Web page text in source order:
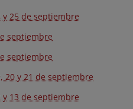
25 de septiembre
septiembre
septiembre
20 y 21 de septiembre
13 de septiembre